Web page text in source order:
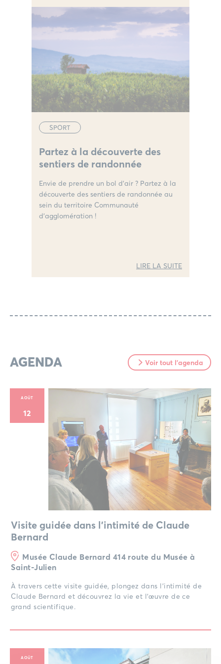
SPORT
Partez à la découverte des
sentiers de randonnée
Envie de prendre un bol d'air ? Partez à la
découverte des sentiers de randonnée au
sein du territoire Communauté
d'agglomération !
LIRE LA SUITE
AGENDA Voir tout l'agenda
AOÛT
12
Visite guidée dans l’intimité de Claude
Bernard
Musée Claude Bernard 414 route du Musée à
Saint-Julien
À travers cette visite guidée, plongez dans l’intimité de
Claude Bernard et découvrez la vie et l’œuvre de ce
grand scientifique.
AOÛT